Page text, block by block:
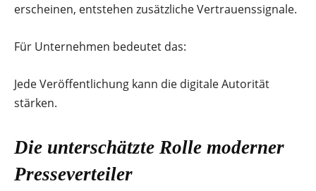
erscheinen, entstehen zusätzliche Vertrauenssignale.
Für Unternehmen bedeutet das:
Jede Veröffentlichung kann die digitale Autorität
stärken.
Die unterschätzte Rolle moderner
Presseverteiler